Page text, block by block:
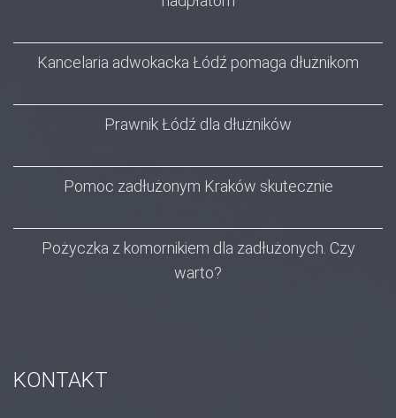
Kancelaria adwokacka Łódź pomaga dłużnikom
Prawnik Łódź dla dłużników
Pomoc zadłużonym Kraków skutecznie
Pożyczka z komornikiem dla zadłużonych. Czy
warto?
KONTAKT